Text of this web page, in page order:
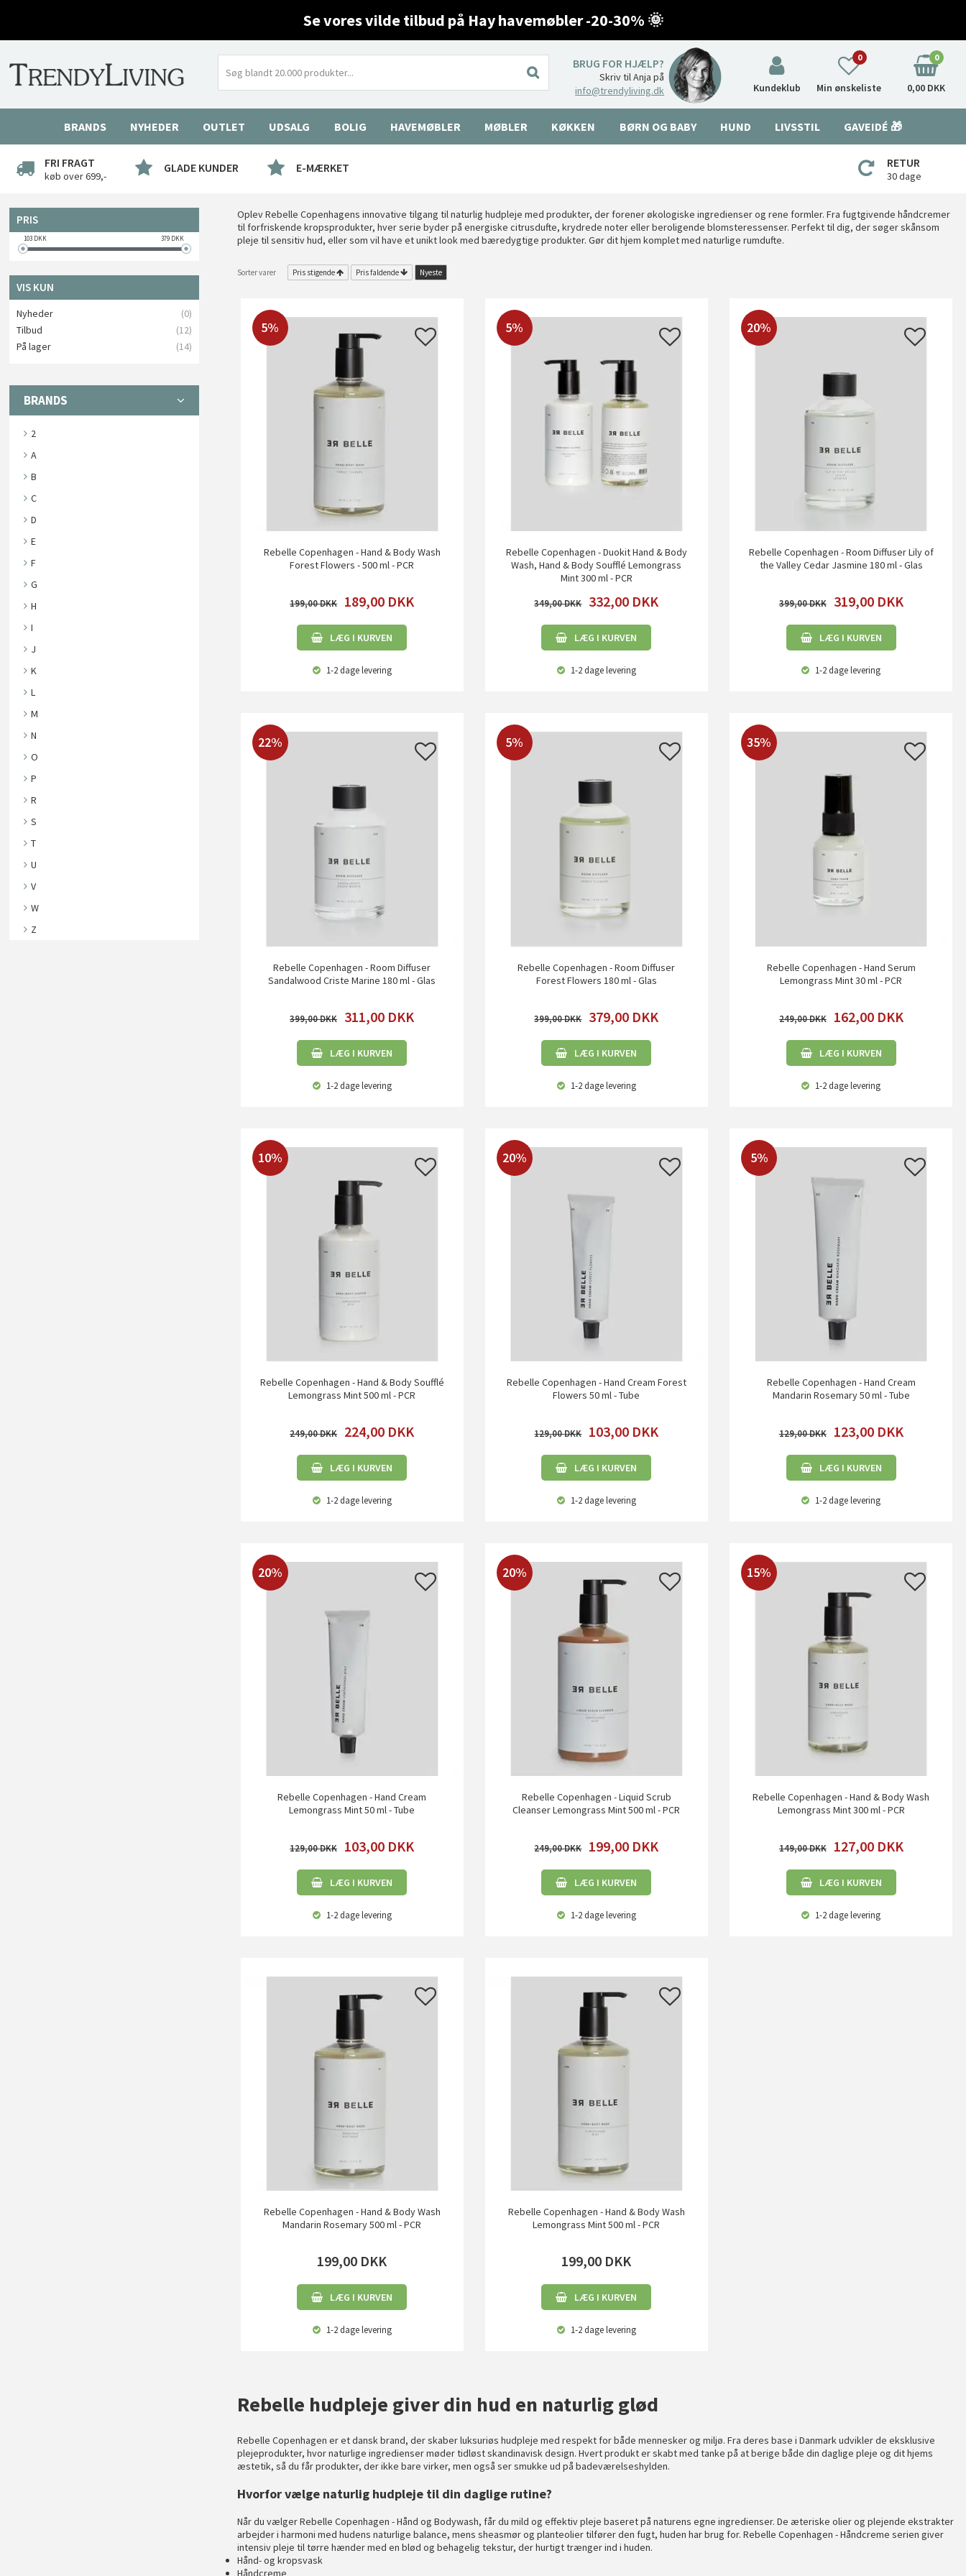
Se vores vilde tilbud på Hay havemøbler -20-30% 🌞
BRUG FOR HJÆLP?
Skriv til Anja på
info@trendyliving.dk
Kundeklub Min ønskeliste
0 0
0,00 DKK
BRANDS NYHEDER OUTLET UDSALG BOLIG HAVEMØBLER MØBLER KØKKEN BØRN OG BABY HUND LIVSSTIL GAVEIDÉ 🎁
FRI FRAGT
køb over 699,-
GLADE KUNDER E-MÆRKET RETUR
30 dage
PRIS
103 DKK 379 DKK
VIS KUN
Nyheder
(0)
Tilbud
(12)
På lager
(14)
BRANDS
2
A
B
C
D
E
F
G
H
I
J
K
L
M
N
O
P
R
S
T
U
V
W
Z
Oplev Rebelle Copenhagens innovative tilgang til naturlig hudpleje med produkter, der forener økologiske ingredienser og rene formler. Fra fugtgivende håndcremer
til forfriskende kropsprodukter, hver serie byder på energiske citrusdufte, krydrede noter eller beroligende blomsteressenser. Perfekt til dig, der søger skånsom
pleje til sensitiv hud, eller som vil have et unikt look med bæredygtige produkter. Gør dit hjem komplet med naturlige rumdufte.
Sorter varer Pris stigende Pris faldende Nyeste
5%
Rebelle Copenhagen - Hand & Body Wash
Forest Flowers - 500 ml - PCR
199,00 189,00 DKK
LÆG I KURVEN
1-2 dagelevering
5%
Rebelle Copenhagen - Duokit Hand & Body
Wash, Hand & Body Soufflé Lemongrass
Mint 300 ml - PCR
349,00 332,00 DKK
LÆG I KURVEN
1-2 dagelevering
20%
Rebelle Copenhagen - Room Diffuser Lily of
the Valley Cedar Jasmine 180 ml - Glas
399,00 319,00 DKK
LÆG I KURVEN
1-2 dagelevering
22%
Rebelle Copenhagen - Room Diffuser
Sandalwood Criste Marine 180 ml - Glas
399,00 311,00 DKK
LÆG I KURVEN
1-2 dagelevering
5%
Rebelle Copenhagen - Room Diffuser
Forest Flowers 180 ml - Glas
399,00 379,00 DKK
LÆG I KURVEN
1-2 dagelevering
35%
Rebelle Copenhagen - Hand Serum
Lemongrass Mint 30 ml - PCR
249,00 162,00 DKK
LÆG I KURVEN
1-2 dagelevering
10%
Rebelle Copenhagen - Hand & Body Soufflé
Lemongrass Mint 500 ml - PCR
249,00 224,00 DKK
LÆG I KURVEN
1-2 dagelevering
20%
Rebelle Copenhagen - Hand Cream Forest
Flowers 50 ml - Tube
129,00 103,00 DKK
LÆG I KURVEN
1-2 dagelevering
5%
Rebelle Copenhagen - Hand Cream
Mandarin Rosemary 50 ml - Tube
129,00 123,00 DKK
LÆG I KURVEN
1-2 dagelevering
20%
Rebelle Copenhagen - Hand Cream
Lemongrass Mint 50 ml - Tube
129,00 103,00 DKK
LÆG I KURVEN
1-2 dagelevering
20%
Rebelle Copenhagen - Liquid Scrub
Cleanser Lemongrass Mint 500 ml - PCR
249,00 199,00 DKK
LÆG I KURVEN
1-2 dagelevering
15%
Rebelle Copenhagen - Hand & Body Wash
Lemongrass Mint 300 ml - PCR
149,00 127,00 DKK
LÆG I KURVEN
1-2 dagelevering
Rebelle Copenhagen - Hand & Body Wash
Mandarin Rosemary 500 ml - PCR
199,00 DKK
LÆG I KURVEN
1-2 dagelevering
Rebelle Copenhagen - Hand & Body Wash
Lemongrass Mint 500 ml - PCR
199,00 DKK
LÆG I KURVEN
1-2 dagelevering
Rebelle hudpleje giver din hud en naturlig glød
Rebelle Copenhagen er et dansk brand, der skaber luksuriøs hudpleje med respekt for både mennesker og miljø. Fra deres base i Danmark udvikler de eksklusive
plejeprodukter, hvor naturlige ingredienser møder tidløst skandinavisk design. Hvert produkt er skabt med tanke på at berige både din daglige pleje og dit hjems
æstetik, så du får produkter, der ikke bare virker, men også ser smukke ud på badeværelseshylden.
Hvorfor vælge naturlig hudpleje til din daglige rutine?
Når du vælgerRebelle Copenhagen - Hånd og Bodywash, får du mild og effektiv pleje baseret på naturens egne ingredienser. De æteriske olier og plejende ekstrakter
arbejder i harmoni med hudens naturlige balance, mens sheasmør og planteolier tilfører den fugt, huden har brug for. Rebelle Copenhagen - Håndcreme serien giver
intensiv pleje til tørre hænder med en blød og behagelig tekstur, der hurtigt trænger ind i huden.
Hånd- og kropsvask